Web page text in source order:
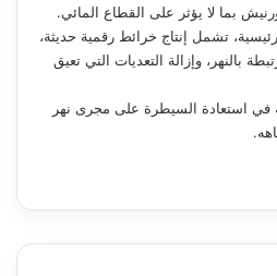
بما لا يؤثر على القطاع المائي.
تشمل إنتاج خرائط رقمية حديثة،
بالنهر، وإزالة التعديات التي تعيق
في استعادة السيطرة على مجرى نهر